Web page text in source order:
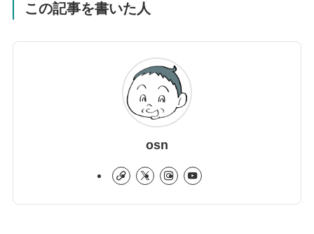
この記事を書いた人
osn